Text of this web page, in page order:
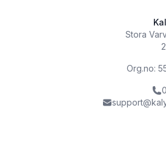
Stora
Org.no: